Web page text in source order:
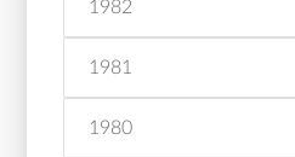
1982
1981
1980